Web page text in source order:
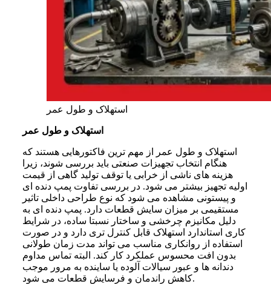
استهلاک و طول عمر
استهلاک و طول عمر
استهلاک و طول عمر از مهم ترین فاکتورهایی هستند که
هنگام انتخاب تجهیزات صنعتی باید بررسی شوند، زیرا
هزینه های ناشی از خرابی یا توقف تولید گاهی از قیمت
اولیه تجهیز بیشتر می شود. در بررسی تفاوت پمپ دنده ای
و پیستونی مشاهده می شود که نوع طراحی داخلی تاثیر
مستقیمی بر میزان سایش قطعات دارد. پمپ دنده ای به
دلیل مکانیزم چرخشی و ساختار نسبتا ساده، در شرایط
کاری استاندارد استهلاک قابل کنترل تری دارد و در صورت
استفاده از روانکاری مناسب می تواند مدت زمان طولانی
بدون افت محسوس عملکرد کار کند. البته تماس مداوم
دندانه ها و عبور سیالات آلوده یا ساینده به مرور موجب
کاهش راندمان و فرسایش قطعات می شود.